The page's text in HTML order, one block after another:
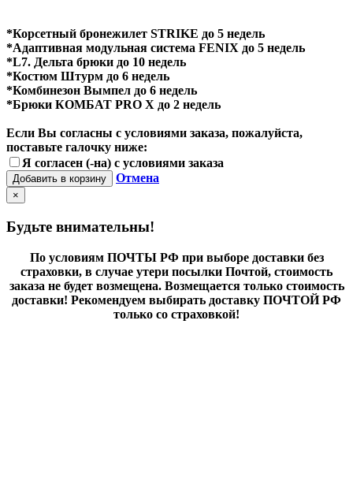
*Корсетный бронежилет STRIKE до 5 недель
*Адаптивная модульная система FENIX до 5 недель
*L7. Дельта брюки до 10 недель
*Костюм Штурм до 6 недель
*Комбинезон Вымпел до 6 недель
*Брюки КОМБАТ PRO X до 2 недель
Если Вы согласны с условиями заказа, пожалуйста,
поставьте галочку ниже:
Я согласен (-на) с условиями заказа
Добавить в корзину Отмена
×
Будьте внимательны!
По условиям ПОЧТЫ РФ при выборе доставки без
страховки, в случае утери посылки Почтой, стоимость
заказа не будет возмещена. Возмещается только стоимость
доставки! Рекомендуем выбирать доставку ПОЧТОЙ РФ
только со страховкой!